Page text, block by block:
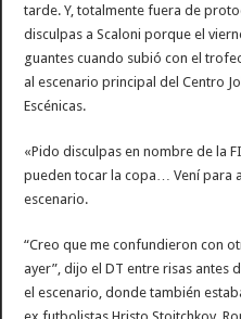
tarde. Y, totalmente fuera de
disculpas a Scaloni porque el
guantes cuando subió con el
al escenario principal del Centro
Escénicas.
«Pido disculpas en nombre de la
pueden tocar la copa… Vení para
escenario.
“Creo que me confundieron con
ayer”, dijo el DT entre risas antes
el escenario, donde también